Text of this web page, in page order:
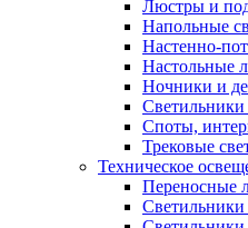
Люстры и
Напольные
Настенно-
Настольные
Ночники и
Светильники
Споты,
Трековые
Техническое
Переносные